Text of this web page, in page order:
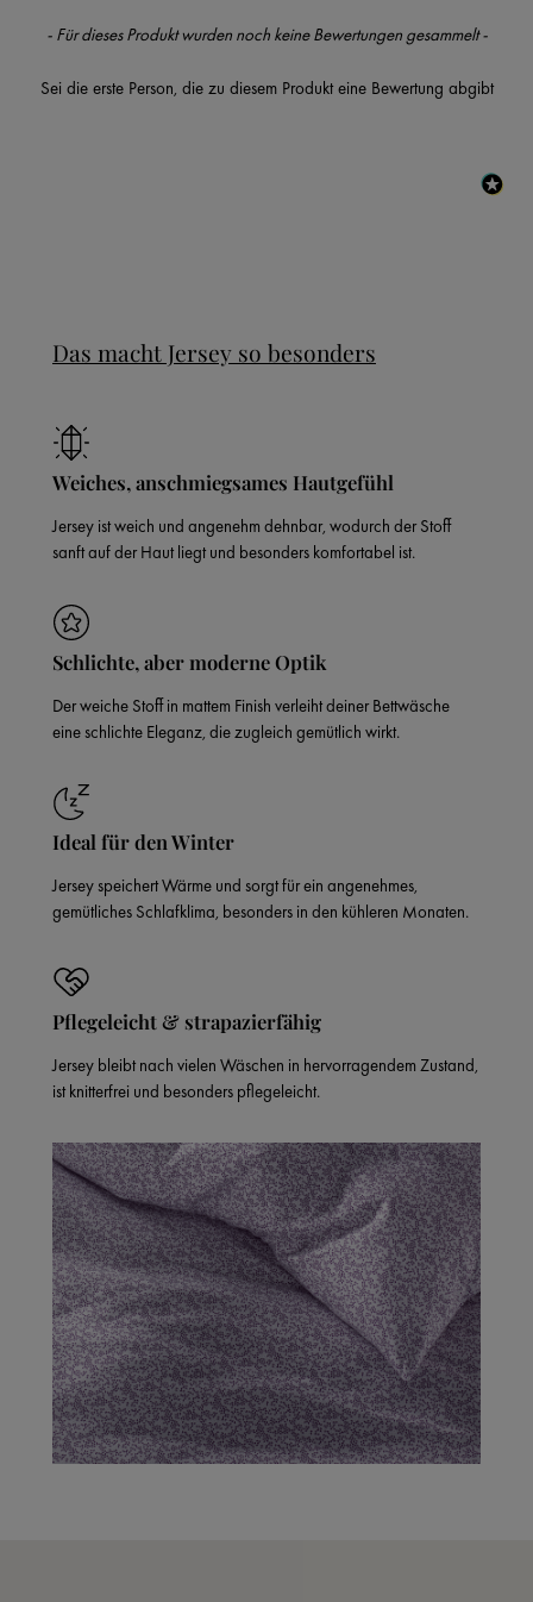
- Für dieses Produkt wurden noch keine Bewertungen gesammelt -
Sei die erste Person, die zu diesem Produkt eine Bewertung abgibt
New content loaded
Das macht Jersey so besonders
Weiches, anschmiegsames Hautgefühl
Jersey ist weich und angenehm dehnbar, wodurch der Stoff
sanft auf der Haut liegt und besonders komfortabel ist.
Schlichte, aber moderne Optik
Der weiche Stoff in mattem Finish verleiht deiner Bettwäsche
eine schlichte Eleganz, die zugleich gemütlich wirkt.
Ideal für den Winter
Jersey speichert Wärme und sorgt für ein angenehmes,
gemütliches Schlafklima, besonders in den kühleren Monaten.
Pflegeleicht & strapazierfähig
Jersey bleibt nach vielen Wäschen in hervorragendem Zustand,
ist knitterfrei und besonders pflegeleicht.